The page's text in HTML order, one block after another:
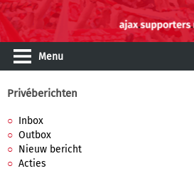
Menu
Privéberichten
Inbox
Outbox
Nieuw bericht
Acties